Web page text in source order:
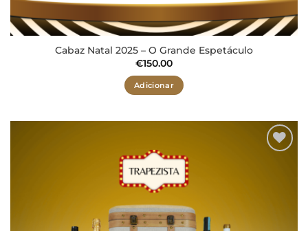
Cabaz Natal 2025 – O Grande Espetáculo
€150.00
Adicionar